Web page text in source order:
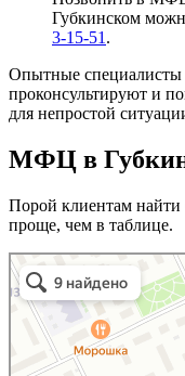
Губкинском
3-15-51 .
Опытные специалисты
проконсультируют и
для непростой
МФЦ в
Порой клиентам
проще, чем в таблице.